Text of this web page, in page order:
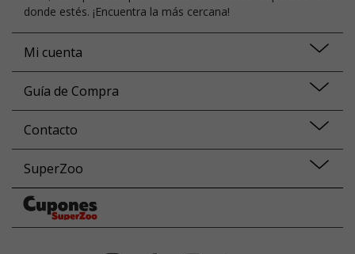
donde estés. ¡Encuentra la más cercana!
Mi cuenta
Guía de Compra
Contacto
SuperZoo